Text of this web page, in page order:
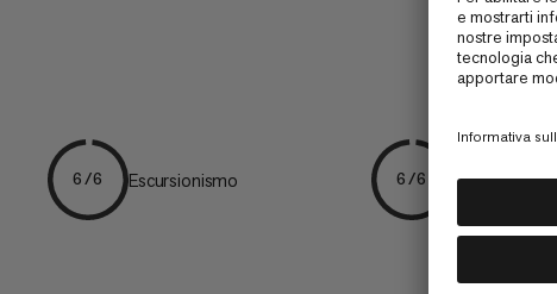
6/6 Escursionismo 6/6